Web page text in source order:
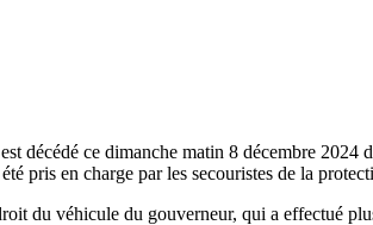
décédé ce dimanche matin 8 décembre 2024
pris en charge par les secouristes de la
du véhicule du gouverneur, qui a effectué